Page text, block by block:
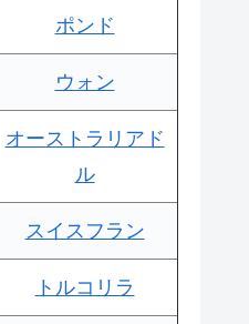
ポンド
ウォン
オーストラリアド
ル
スイスフラン
トルコリラ